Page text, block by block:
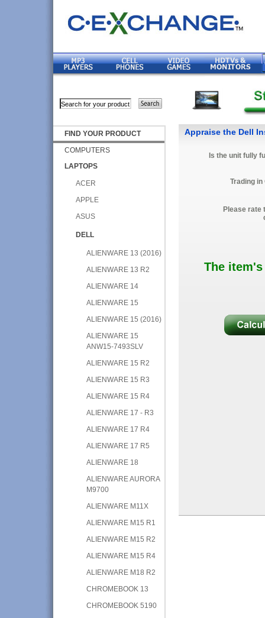
FIND YOUR PRODUCT
COMPUTERS
LAPTOPS
ACER
APPLE
ASUS
DELL
ALIENWARE 13 (2016)
ALIENWARE 13 R2
ALIENWARE 14
ALIENWARE 15
ALIENWARE 15 (2016)
ALIENWARE 15
ANW15-7493SLV
ALIENWARE 15 R2
ALIENWARE 15 R3
ALIENWARE 15 R4
ALIENWARE 17 - R3
ALIENWARE 17 R4
ALIENWARE 17 R5
ALIENWARE 18
ALIENWARE AURORA
M9700
ALIENWARE M11X
ALIENWARE M15 R1
ALIENWARE M15 R2
ALIENWARE M15 R4
ALIENWARE M18 R2
CHROMEBOOK 13
CHROMEBOOK 5190
Appraise the Dell
Is the unit fully
Trading
Please rate
The